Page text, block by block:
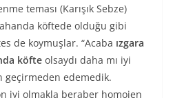
teması (Karışık Sebze)
köftede olduğu gibi
de koymuşlar. “Acaba ızgara
köfte olsaydı daha mı iyi
geçirmeden edemedik.
iyi olmakla beraber homojen